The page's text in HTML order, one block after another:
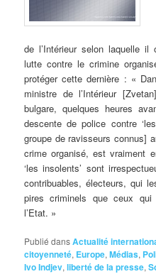
de l’Intérieur selon laquelle
lutte contre le crimine
protéger cette dernière : «
ministre de l’Intérieur
bulgare, quelques heures
descente de police contre
groupe de ravisseurs connus]
crime organisé, est vraiment
‘les insolents’ sont
contribuables, électeurs, qui
pires criminels que ceux
l’Etat. »
Publié dansActualité
citoyenneté, Europe,Médias,
Ivo Indjev,liberté de la presse,